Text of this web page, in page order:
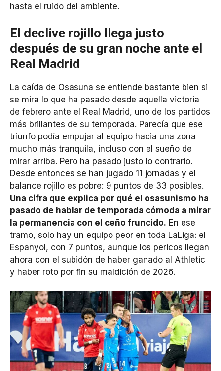
hasta el ruido del ambiente.
El declive rojillo llega justo
después de su gran noche ante el
Real Madrid
La caída de Osasuna se entiende bastante bien si
se mira lo que ha pasado desde aquella victoria
de febrero ante el Real Madrid, uno de los partidos
más brillantes de su temporada. Parecía que ese
triunfo podía empujar al equipo hacia una zona
mucho más tranquila, incluso con el sueño de
mirar arriba. Pero ha pasado justo lo contrario.
Desde entonces se han jugado 11 jornadas y el
balance rojillo es pobre: 9 puntos de 33 posibles.
Una cifra que explica por qué el osasunismo ha
pasado de hablar de temporada cómoda a mirar
la permanencia con el ceño fruncido. En ese
tramo, solo hay un equipo peor en toda LaLiga: el
Espanyol, con 7 puntos, aunque los pericos llegan
ahora con el subidón de haber ganado al Athletic
y haber roto por fin su maldición de 2026.